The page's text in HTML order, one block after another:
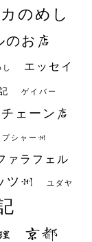
のめし
のお店
エッセイ
ゲイバー
チェーン店
プシャー州
ァラフェル
ツ州 ユダヤ
京都